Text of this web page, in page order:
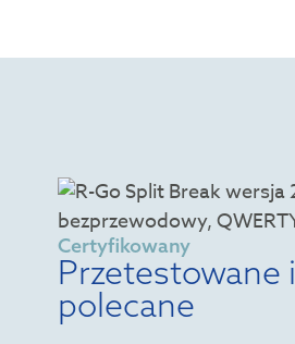
Certyfikowany
Przetestowane i
polecane